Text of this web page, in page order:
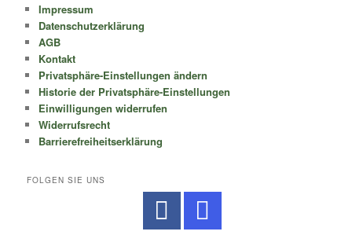
Impressum
Datenschutzerklärung
AGB
Kontakt
Privatsphäre-Einstellungen ändern
Historie der Privatsphäre-Einstellungen
Einwilligungen widerrufen
Widerrufsrecht
Barrierefreiheitserklärung
FOLGEN SIE UNS